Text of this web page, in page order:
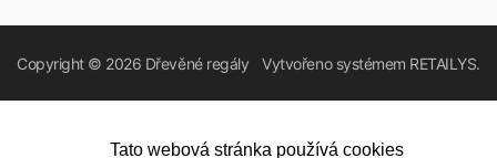
Copyright © 2026 Dřevěné regály Vytvořeno systémem RETAILYS.
Tato webová stránka používá cookies